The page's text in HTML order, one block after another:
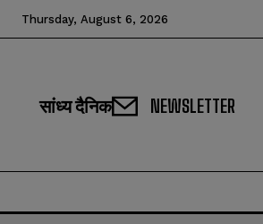
Thursday, August 6, 2026
सांध्य दैनिक NEWSLETTER